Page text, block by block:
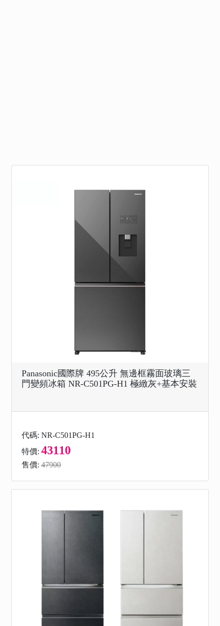
Panasonic國際牌 495公升 無邊框霧面玻璃三
門變頻冰箱 NR-C501PG-H1 極緻灰+基本安裝
代碼: NR-C501PG-H1
特價: 43110
售價: 47900